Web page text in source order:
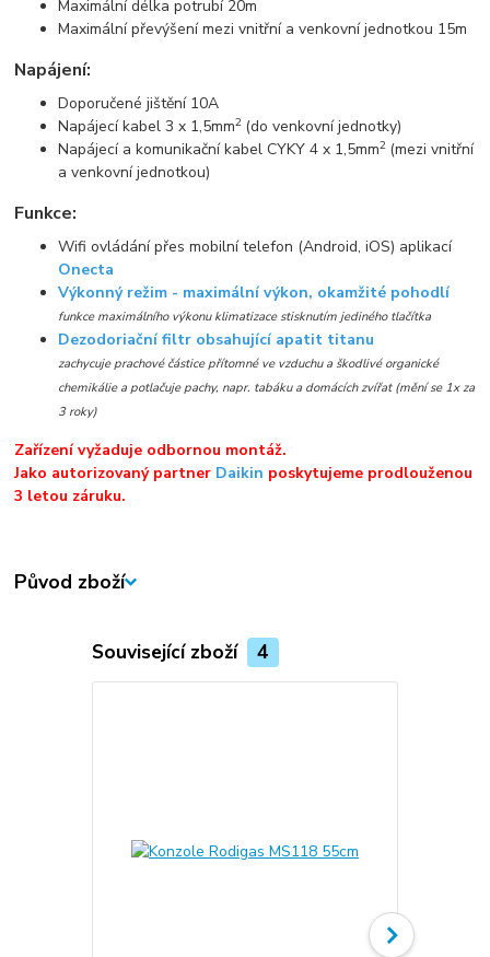
Maximální délka potrubí 20m
Maximální převýšení mezi vnitřní a venkovní jednotkou 15m
Napájení:
Doporučené jištění 10A
Napájecí kabel 3 x 1,5mm2 (do venkovní jednotky)
Napájecí a komunikační kabel CYKY 4 x 1,5mm2 (mezi vnitřní
a venkovní jednotkou)
Funkce:
Wifi ovládání přes mobilní telefon (Android, iOS) aplikací
Onecta
Výkonný režim - maximální výkon, okamžité pohodlí
funkce maximálního výkonu klimatizace stisknutím jediného tlačítka
Dezodoriační filtr obsahující apatit titanu
zachycuje prachové částice přítomné ve vzduchu a škodlivé organické
chemikálie a potlačuje pachy, napr. tabáku a domácích zvířat (mění se 1x za
3 roky)
Zařízení vyžaduje odbornou montáž.
Jako autorizovaný partner Daikin poskytujeme prodlouženou
3 letou záruku.
Původ zboží
Související zboží 4